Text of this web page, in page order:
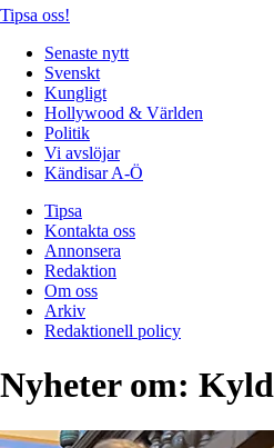
Tipsa oss!
Senaste nytt
Svenskt
Kungligt
Hollywood & Världen
Politik
Vi avslöjar
Kändisar A-Ö
Tipsa
Kontakta oss
Annonsera
Redaktion
Om oss
Arkiv
Redaktionell policy
Nyheter om: Kyld